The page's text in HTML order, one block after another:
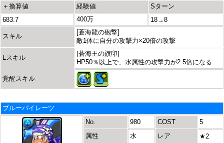
＋換算値
経験値
Sターン
683.7
400万 18→8
スキル
[蒼海龍の砲撃]
敵1体に自分の攻撃力×20倍の攻撃
Lスキル
[蒼海王の旗印]
HP50％以上で、水属性の攻撃力が2.5倍になる
覚醒スキル
ブルーパイレーツ
No.
980 COST
5
属性
水 レア
★2